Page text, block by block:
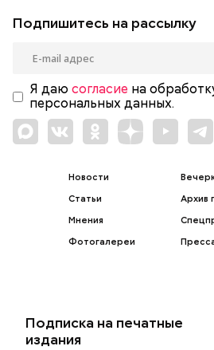
Подпишитесь на рассылку
Я даю согласие на
персональных данных.
Новости
Статьи
Мнения
Фотогалереи
Архив
Подписка на печатные
издания